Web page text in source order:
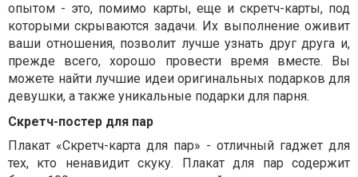
опытом - это, помимо карты, еще и скретч-карты, под
которыми скрываются задачи. Их выполнение оживит
ваши отношения, позволит лучше узнать друг друга и,
прежде всего, хорошо провести время вместе. Вы
можете найти лучшие идеи оригинальных подарков для
девушки, а также уникальные подарки для парня.
Скретч-постер для пар
Плакат «Скретч-карта для пар» - отличный гаджет для
тех, кто ненавидит скуку. Плакат для пар содержит